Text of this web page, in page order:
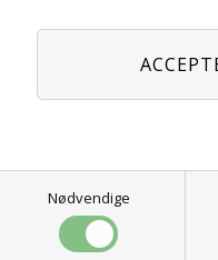
Nødvendige
+ Project 93